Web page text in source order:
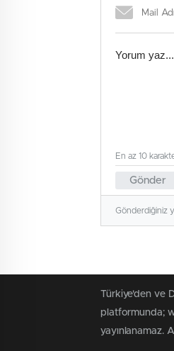
Gönder
En az 10
Gönderdiğiniz
Türkiye'den ve
platformunda;
yayınlanamaz.